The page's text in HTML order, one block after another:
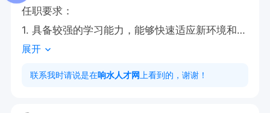
任职要求：
1. 具备较强的学习能力，能够快速适应新环境和新
任务。
2. 善于沟通交流，能够与不同部门和客户进行有
展开
联系我时请说是在响水人才网 上看到的，谢谢！